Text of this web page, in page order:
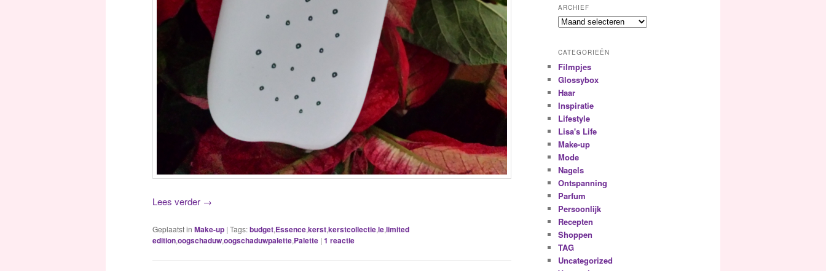
Lees verder →
Geplaatst in Make-up | Tags:budget,Essence,kerst,kerstcollectie,le,limited
edition,oogschaduw,oogschaduwpalette,Palette | 1 reactie
ARCHIEF
CATEGORIEËN
Filmpjes
Glossybox
Haar
Inspiratie
Lifestyle
Lisa's Life
Make-up
Mode
Nagels
Ontspanning
Parfum
Persoonlijk
Recepten
Shoppen
TAG
Uncategorized